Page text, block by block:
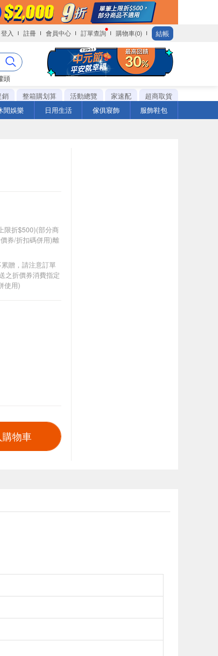
登入 註冊 會員中心 訂單查詢 購物車(0) 結帳
頭
銷 整箱購划算 活動總覽 家速配
超商取貨
閒娛樂 日用生活 傢俱寢飾 服飾鞋包
限折$500)(部分商
券/折扣碼併用)離
贈，請注意訂單
之折價券消費指定
使用)
物車